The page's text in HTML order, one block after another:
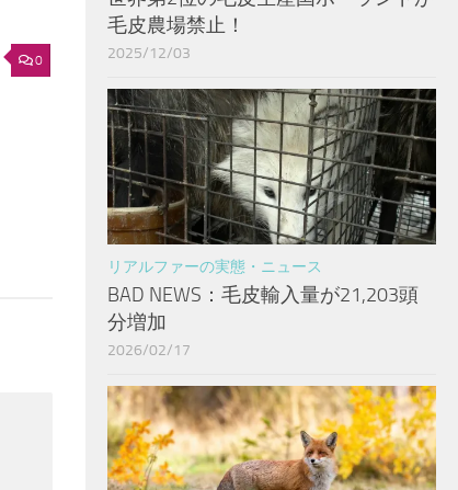
0
毛皮農場禁止！
2025/12/03
リアルファーの実態・ニュース
BAD NEWS：毛皮輸入量が21,203頭
分増加
2026/02/17